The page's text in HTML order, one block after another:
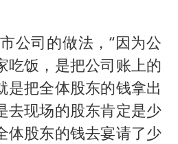
公司的做法，“因为公
吃饭，是把公司账上的
把全体股东的钱拿出
去现场的股东肯定是少
体股东的钱去宴请了少